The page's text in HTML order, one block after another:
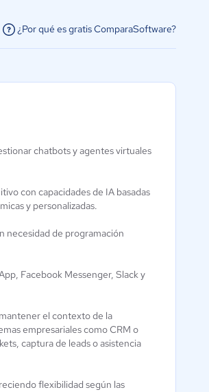
¿Por qué es gratis ComparaSoftware?
chatbots y agentes virtuales
con capacidades de IA basadas
y personalizadas.
necesidad de programación
Facebook Messenger, Slack y
el contexto de la
empresariales como CRM o
captura de leads o asistencia
flexibilidad según las